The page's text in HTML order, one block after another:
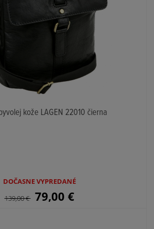
kože LAGEN 22010 čierna
DOČASNE VYPREDANÉ
139,00€ 79,00 €